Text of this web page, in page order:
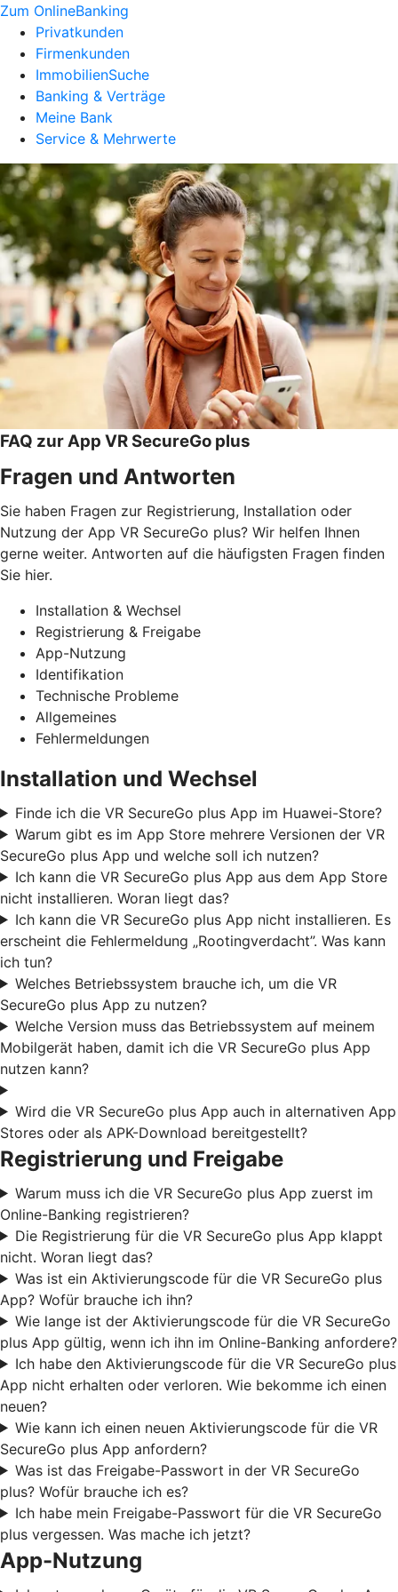
Zum OnlineBanking
Privatkunden
Firmenkunden
ImmobilienSuche
Banking & Verträge
Meine Bank
Service & Mehrwerte
FAQ zur App VR SecureGo plus
Fragen und Antworten
Sie haben Fragen zur Registrierung, Installation oder
Nutzung der App VR SecureGo plus? Wir helfen Ihnen
gerne weiter. Antworten auf die häufigsten Fragen finden
Sie hier.
Installation & Wechsel
Registrierung & Freigabe
App-Nutzung
Identifikation
Technische Probleme
Allgemeines
Fehlermeldungen
Installation und Wechsel
Finde ich die VR SecureGo plus App im Huawei-Store?
Warum gibt es im App Store mehrere Versionen der VR
SecureGo plus App und welche soll ich nutzen?
Ich kann die VR SecureGo plus App aus dem App Store
nicht installieren. Woran liegt das?
Ich kann die VR SecureGo plus App nicht installieren. Es
erscheint die Fehlermeldung „Rootingverdacht”. Was kann
ich tun?
Welches Betriebssystem brauche ich, um die VR
SecureGo plus App zu nutzen?
Welche Version muss das Betriebssystem auf meinem
Mobilgerät haben, damit ich die VR SecureGo plus App
nutzen kann?
Wird die VR SecureGo plus App auch in alternativen App
Stores oder als APK-Download bereitgestellt?
Registrierung und Freigabe
Warum muss ich die VR SecureGo plus App zuerst im
Online-Banking registrieren?
Die Registrierung für die VR SecureGo plus App klappt
nicht. Woran liegt das?
Was ist ein Aktivierungscode für die VR SecureGo plus
App? Wofür brauche ich ihn?
Wie lange ist der Aktivierungscode für die VR SecureGo
plus App gültig, wenn ich ihn im Online-Banking anfordere?
Ich habe den Aktivierungscode für die VR SecureGo plus
App nicht erhalten oder verloren. Wie bekomme ich einen
neuen?
Wie kann ich einen neuen Aktivierungscode für die VR
SecureGo plus App anfordern?
Was ist das Freigabe-Passwort in der VR SecureGo
plus? Wofür brauche ich es?
Ich habe mein Freigabe-Passwort für die VR SecureGo
plus vergessen. Was mache ich jetzt?
App-Nutzung